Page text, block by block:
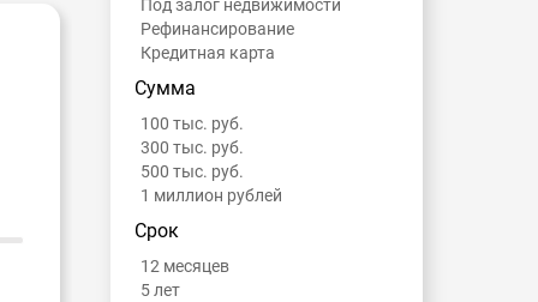
Под залог недвижимости
Рефинансирование
Кредитная карта
Сумма
100 тыс. руб.
300 тыс. руб.
500 тыс. руб.
1 миллион рублей
Срок
12 месяцев
5 лет